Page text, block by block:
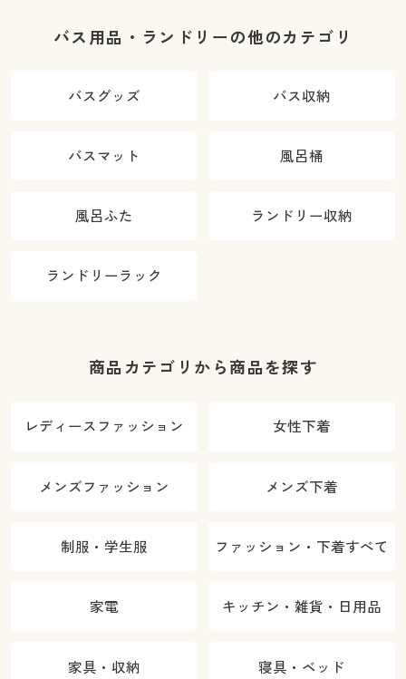
バス用品・ランドリーの他のカテゴリ
バスグッズ バス収納
バスマット 風呂桶
風呂ふた ランドリー収納
ランドリーラック
商品カテゴリから商品を探す
レディースファッション 女性下着
メンズファッション メンズ下着
制服・学生服 ファッション・下着すべて
家電 キッチン・雑貨・日用品
家具・収納 寝具・ベッド